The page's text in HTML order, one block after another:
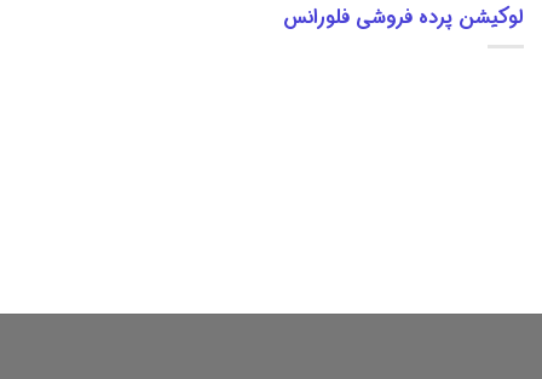
لوکیشن پرده فروشی فلورانس